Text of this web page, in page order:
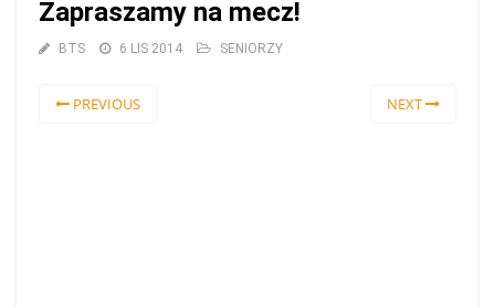
Zapraszamy na mecz!
BTS 6 LIS 2014 SENIORZY
PREVIOUS NEXT